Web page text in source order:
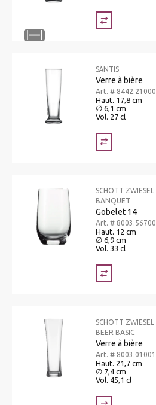
SÄNTIS
Verre à bière
Art. # 8442.21000
Haut. 17,8 cm
∅ 6,1 cm
Vol. 27 cl
SCHOTT ZWIESEL
BANQUET
Gobelet 14
Art. # 8003.56700
Haut. 12 cm
∅ 6,9 cm
Vol. 33 cl
SCHOTT ZWIESEL
BEER BASIC
Verre à bière
Art. # 8003.01001
Haut. 21,7 cm
∅ 7,4 cm
Vol. 45,1 cl